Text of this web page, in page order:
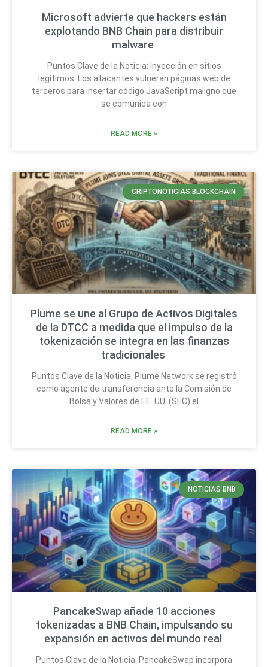
Microsoft advierte que hackers están
explotando BNB Chain para distribuir
malware
Puntos Clave de la Noticia: Inyección en sitios
legítimos: Los atacantes vulneran páginas web de
terceros para insertar código JavaScript maligno que
se comunica con
READ MORE »
CRIPTONOTICIAS BLOCKCHAIN
Plume se une al Grupo de Activos Digitales
de la DTCC a medida que el impulso de la
tokenización se integra en las finanzas
tradicionales
Puntos Clave de la Noticia: Plume Network se registró
como agente de transferencia ante la Comisión de
Bolsa y Valores de EE. UU. (SEC) el
READ MORE »
NOTICIAS BNB
PancakeSwap añade 10 acciones
tokenizadas a BNB Chain, impulsando su
expansión en activos del mundo real
Puntos Clave de la Noticia: PancakeSwap incorpora